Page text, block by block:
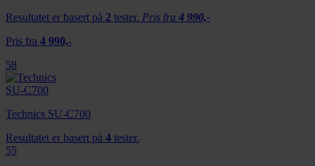
tjenestene deres.
Resultatet er basert på 2 tester. Pris fra 4 990,-
Pris fra 4 990,-
58
Technics SU-C700
Resultatet er basert på 4 tester.
55